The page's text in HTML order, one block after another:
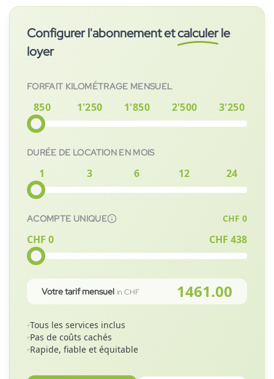
Contrairement au leasing ou à l'achat, tu ne supportes aucun
enfant, car il doit être parfaitement adapté à ton enfant.
La Skoda Enyaq Sportline iV 80x est actuellement disponible
contrat, le véhicule sera préparé pour toi le plus rapidement
possible.
Configurer l'abonnement etcalculerle
loyer
FORFAIT KILOMÉTRAGE MENSUEL
850 1'250 1'850 2'500 3'250
DURÉE DE LOCATION EN MOIS
1 3 6 12 24
ACOMPTE UNIQUE CHF 0
CHF 0 CHF 438
Votre tarif mensuel in CHF 1461.00
Tous les services inclus
Pas de coûts cachés
Rapide, fiable et équitable